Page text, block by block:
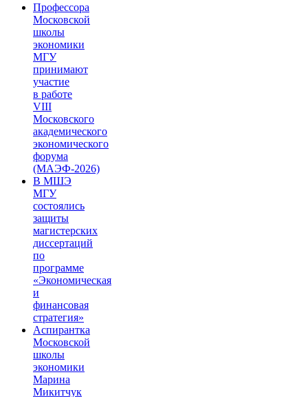
Профессора
Московской
школы
экономики
МГУ
принимают
участие
в работе
VIII
Московского
академического
экономического
форума
(МАЭФ-2026)
В МШЭ
МГУ
состоялись
защиты
магистерских
диссертаций
по
программе
«Экономическая
и
финансовая
стратегия»
Аспирантка
Московской
школы
экономики
Марина
Микитчук